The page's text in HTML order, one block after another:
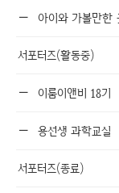
아이와 가볼만한
서포터즈(활동중)
이룸이앤비 18기
용선생 과학교실
서포터즈(종료)